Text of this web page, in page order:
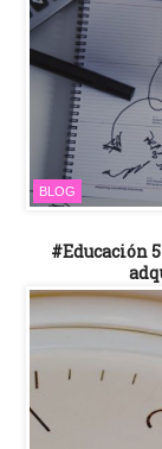
BLOG
#Educación